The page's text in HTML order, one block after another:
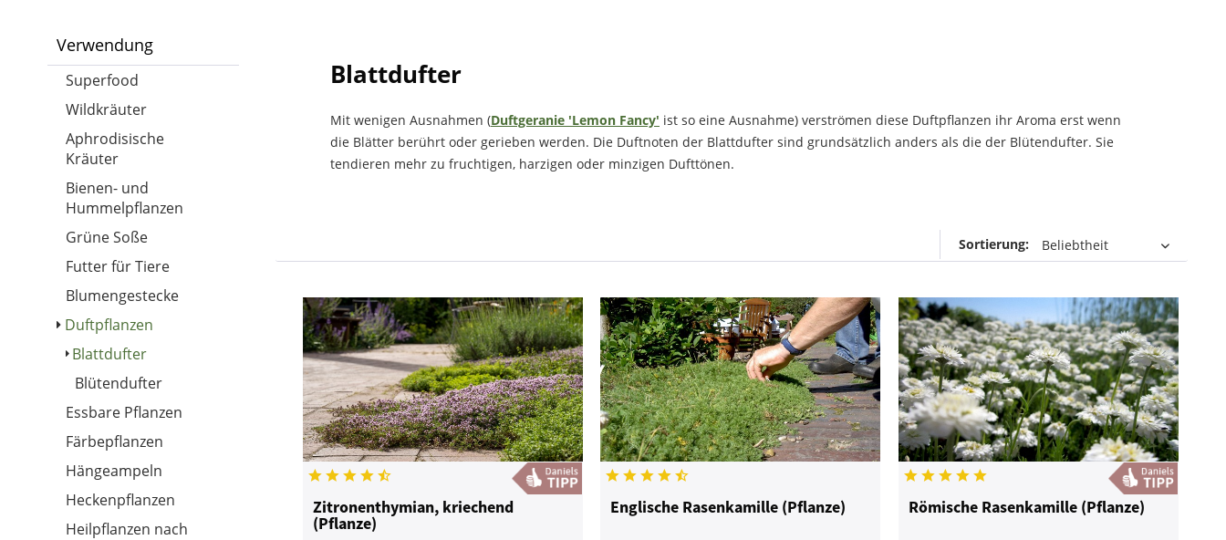
Verwendung
Superfood
Wildkräuter
Aphrodisische
Kräuter
Bienen- und
Hummelpflanzen
Grüne Soße
Futter für Tiere
Blumengestecke
Duftpflanzen
Blattdufter
Blütendufter
Essbare Pflanzen
Färbepflanzen
Hängeampeln
Heckenpflanzen
Heilpflanzen nach
Blattdufter
Mit wenigen Ausnahmen (Duftgeranie 'Lemon Fancy' ist so eine Ausnahme) verströmen diese Duftpflanzen ihr Aroma erst wenn
die Blätter berührt oder gerieben werden. Die Duftnoten der Blattdufter sind grundsätzlich anders als die der Blütendufter. Sie
tendieren mehr zu fruchtigen, harzigen oder minzigen Dufttönen.
Sortierung:
Zitronenthymian, kriechend
(Pflanze)
Englische Rasenkamille (Pflanze) Römische Rasenkamille (Pflanze)